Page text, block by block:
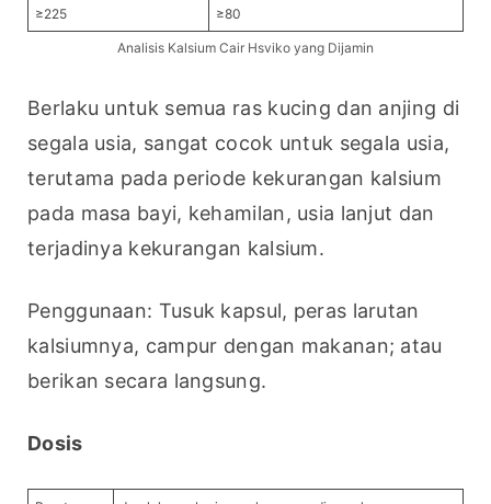
≥225 ≥80
Analisis Kalsium Cair Hsviko yang Dijamin
Berlaku untuk semua ras kucing dan anjing di
segala usia, sangat cocok untuk segala usia,
terutama pada periode kekurangan kalsium
pada masa bayi, kehamilan, usia lanjut dan
terjadinya kekurangan kalsium.
Penggunaan: Tusuk kapsul, peras larutan
kalsiumnya, campur dengan makanan; atau
berikan secara langsung.
Dosis